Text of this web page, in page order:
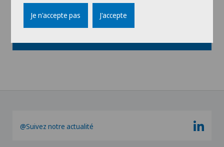
@Suivez notre actualité
Je n'accepte pas J'accepte